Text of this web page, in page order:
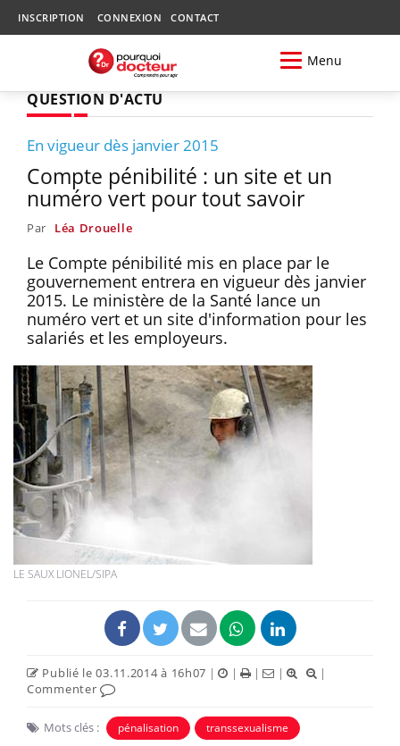
INSCRIPTION CONNEXION CONTACT
Menu
QUESTION D'ACTU
En vigueur dès janvier 2015
Compte pénibilité : un site et un
numéro vert pour tout savoir
Par Léa Drouelle
Le Compte pénibilité mis en place par le
gouvernement entrera en vigueur dès janvier
2015. Le ministère de la Santé lance un
numéro vert et un site d'information pour les
salariés et les employeurs.
LE SAUX LIONEL/SIPA
Publié le 03.11.2014 à 16h07 | | | |
|
Commenter
Mots clés : pénalisation transsexualisme